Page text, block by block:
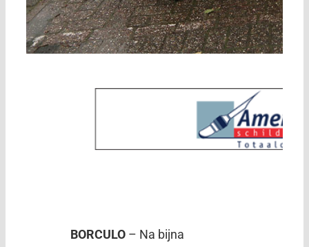
BORCULO – Na bijna